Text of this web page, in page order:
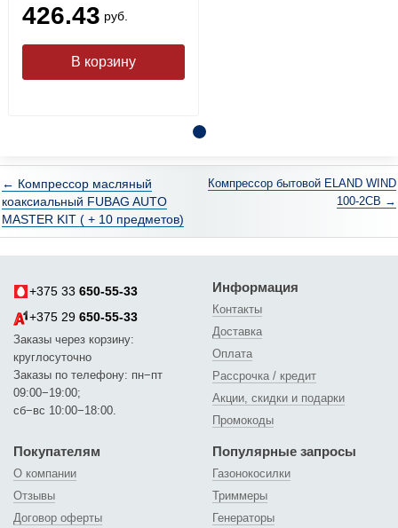
426.43 руб.
← Компрессор масляный
коаксиальный FUBAG AUTO
MASTER KIT ( + 10 предметов)
Компрессор бытовой ELAND WIND
100-2CB →
+375 33 650-55-33
+375 29 650-55-33
Заказы через корзину:
круглосуточно
Заказы по телефону: пн−пт
09:00−19:00;
сб−вс 10:00−18:00.
Информация
Контакты
Доставка
Оплата
Рассрочка / кредит
Акции, скидки и подарки
Промокоды
Покупателям
О компании
Отзывы
Договор оферты
Популярные запросы
Газонокосилки
Триммеры
Генераторы